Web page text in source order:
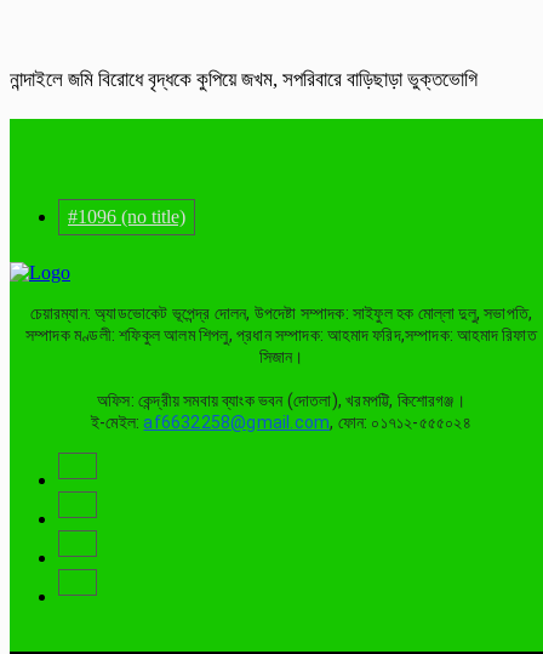
নান্দাইলে জমি বিরোধে বৃদ্ধকে কুপিয়ে জখম, সপরিবারে বাড়িছাড়া ভুক্তভোগি
#1096 (no title)
চেয়ারম্যান: অ্যাডভোকেট ভূপেন্দ্র দোলন, উপদেষ্টা সম্পাদক: সাইফুল হক মোল্লা দুলু, সভাপতি,
সম্পাদক মণ্ডলী: শফিকুল আলম শিপলু, প্রধান সম্পাদক: আহমাদ ফরিদ,সম্পাদক: আহমাদ রিফাত
সিজান।
অফিস: কেন্দ্রীয় সমবায় ব্যাংক ভবন (দোতলা), খরমপট্টি, কিশোরগঞ্জ।
ই-মেইল:af6632258@gmail.com, ফোন: ০১৭১২-৫৫৫০২৪